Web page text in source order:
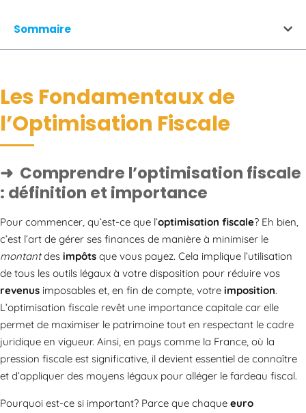
Sommaire
Les Fondamentaux de
l’Optimisation Fiscale
Comprendre l’optimisation fiscale
: définition et importance
Pour commencer, qu’est-ce que l’optimisation fiscale? Eh bien,
c’est l’art de gérer ses finances de manière à minimiser le
montantdes impôts que vous payez. Cela implique l’utilisation
de tous les outils légaux à votre disposition pour réduire vos
revenus imposables et, en fin de compte, votre imposition.
L’optimisation fiscale revêt une importance capitale car elle
permet de maximiser le patrimoine tout en respectant le cadre
juridique en vigueur. Ainsi, en pays comme la France, où la
pression fiscale est significative, il devient essentiel de connaître
et d’appliquer des moyens légaux pour alléger le fardeau fiscal.
Pourquoi est-ce si important? Parce que chaque euro